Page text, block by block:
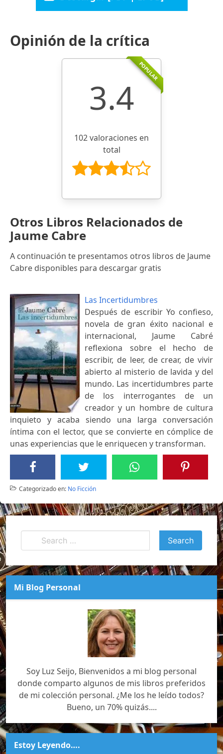
Opinión de la crítica
POPULAR
3.4
102 valoraciones en
total
Otros Libros Relacionados de
Jaume Cabre
A continuación te presentamos otros libros de Jaume
Cabre disponibles para descargar gratis
Las Incertidumbres
Después de escribir Yo confieso,
novela de gran éxito nacional e
internacional, Jaume Cabré
reflexiona sobre el hecho de
escribir, de leer, de crear, de vivir
abierto al misterio de lavida y del
mundo. Las incertidumbres parte
de los interrogantes de un
creador y un hombre de cultura
inquieto y acaba siendo una larga conversación
íntima con el lector, que se convierte en cómplice de
unas experiencias que le enriquecen y transforman.
Categorizado en: No Ficción
Mi Blog Personal
Soy Luz Seijo, Bienvenidos a mi blog personal
donde comparto algunos de mis libros preferidos
de mi colección personal. ¿Me los he leído todos?
Bueno, un 70% quizás....
Estoy Leyendo….